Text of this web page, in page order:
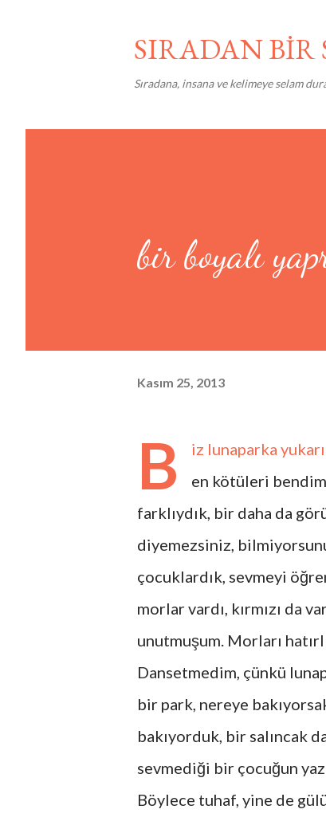
SIRADAN
Sıradana, insana ve kelimeye selam
bir boyalı
Kasım 25, 2013
B
iz lunaparka
en kötüleri
farklıydık, bir daha da
diyemezsiniz,
çocuklardık, sevmeyi
morlar vardı, kırmızı da
unutmuşum. Morları
Dansetmedim, çünkü
bir park, nereye
bakıyorduk, bir salıncak
sevmediği bir çocuğun
Böylece tuhaf, yine de